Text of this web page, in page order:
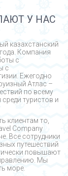
У НАС
казахстанский
Компания
с
с
Ежегодно
Атлас –
по всему
туристов и
клиентам то,
Company
Все сотрудники
путешествий
повышают
Мы
море.